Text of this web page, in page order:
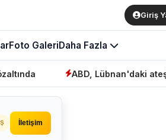
Giriş
Foto GaleriDaha Fazla
ABD, Lübnan'daki ateşkesi
İletişim